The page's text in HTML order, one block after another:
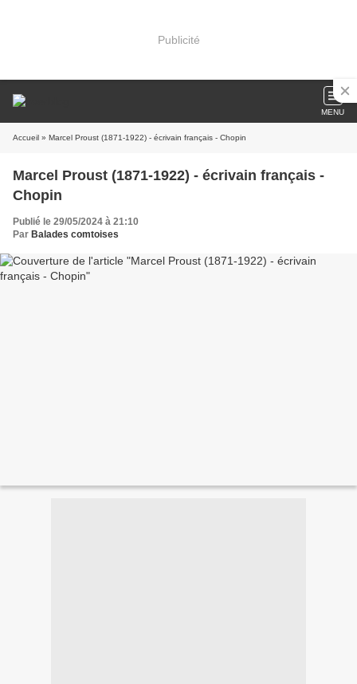
Publicité
MENU
Accueil » Marcel Proust (1871-1922) - écrivain français - Chopin
Marcel Proust (1871-1922) - écrivain français -
Chopin
Publié le 29/05/2024 à 21:10
Par Balades comtoises